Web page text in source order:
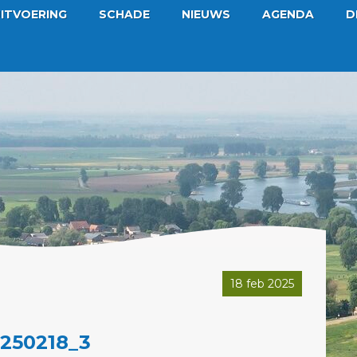
SCHADE NIEUWS AGENDA
18 feb 2025